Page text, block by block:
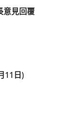
意見回覆
11日)